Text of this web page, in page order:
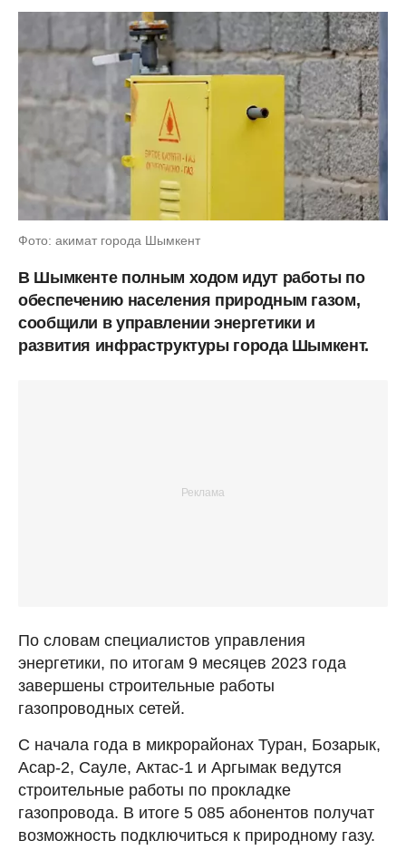
Фото: акимат города Шымкент
В Шымкенте полным ходом идут работы по
обеспечению населения природным газом,
сообщили в управлении энергетики и
развития инфраструктуры города Шымкент.
По словам специалистов управления
энергетики, по итогам 9 месяцев 2023 года
завершены строительные работы
газопроводных сетей.
С начала года в микрорайонах Туран, Бозарык,
Асар-2, Сауле, Актас-1 и Аргымак ведутся
строительные работы по прокладке
газопровода. В итоге 5 085 абонентов получат
возможность подключиться к природному газу.